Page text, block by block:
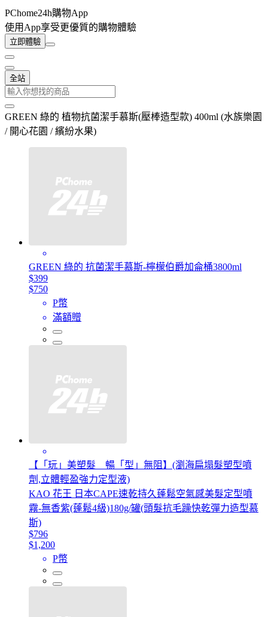
PChome24h購物App
使用App享受更優質的購物體驗
立即體驗
全站
GREEN 綠的 植物抗菌潔手慕斯(壓棒造型款) 400ml (水族樂園
/ 開心花園 / 繽紛水果)
GREEN 綠的 抗菌潔手慕斯-檸檬伯爵加侖桶3800ml
$399
$750
P幣
滿額贈
【「玩」美塑髮 暢「型」無阻】(瀏海扁塌髮塑型噴
劑,立體輕盈強力定型液)
KAO 花王 日本CAPE速乾持久蓬鬆空氣感美髮定型噴
霧-無香紫(蓬鬆4級)180g/罐(頭髮抗毛躁快乾彈力造型慕
斯)
$796
$1,200
P幣